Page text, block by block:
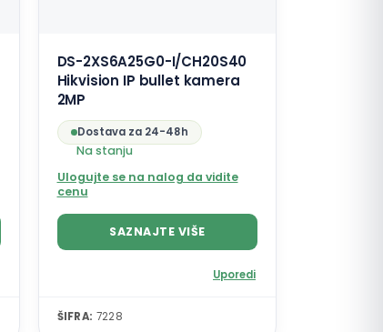
DS-2XS6A25G0-I/CH20S40
Hikvision IP bullet kamera
2MP
Dostava za 24-48h
Na stanju
Ulogujte se na nalog da vidite
cenu
SAZNAJTE VIŠE
Uporedi
ŠIFRA: 7228